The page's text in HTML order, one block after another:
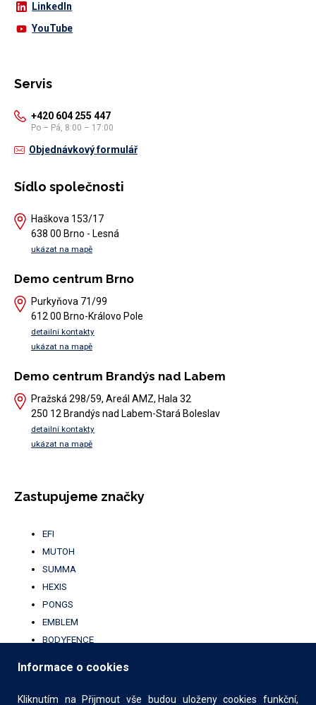
LinkedIn
YouTube
Servis
+420 604 255 447
Po – Pá, 8:00 – 17:00
Objednávkový formulář
Sídlo společnosti
Haškova 153/17
638 00 Brno - Lesná
ukázat na mapě
Demo centrum Brno
Purkyňova 71/99
612 00 Brno-Královo Pole
detailní kontakty
ukázat na mapě
Demo centrum Brandýs nad Labem
Pražská 298/59, Areál AMZ, Hala 32
250 12 Brandýs nad Labem-Stará Boleslav
detailní kontakty
ukázat na mapě
Zastupujeme značky
EFI
MUTOH
SUMMA
HEXIS
PONGS
EMBLEM
BODYFENCE
KALA
Informace o cookies
Kliknutím na Přijmout vše budou uloženy cookies funkční,